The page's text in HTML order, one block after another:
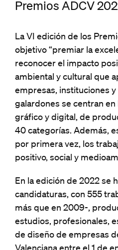
Premios ADCV
La VI edición de los
objetivo “premiar la
reconocer el impacto
ambiental y cultural que
empresas, instituciones y
galardones se centran
gráfico y digital, de
40 categorías. Además,
por primera vez, los
positivo, social y
En la edición de 2022 se
candidaturas, con 555
más que en 2009-,
estudios, profesionales,
de diseño de empresas